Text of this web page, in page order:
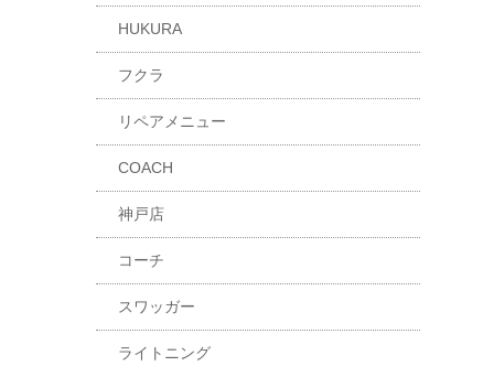
HUKURA
フクラ
リペアメニュー
COACH
神戸店
コーチ
スワッガー
ライトニング